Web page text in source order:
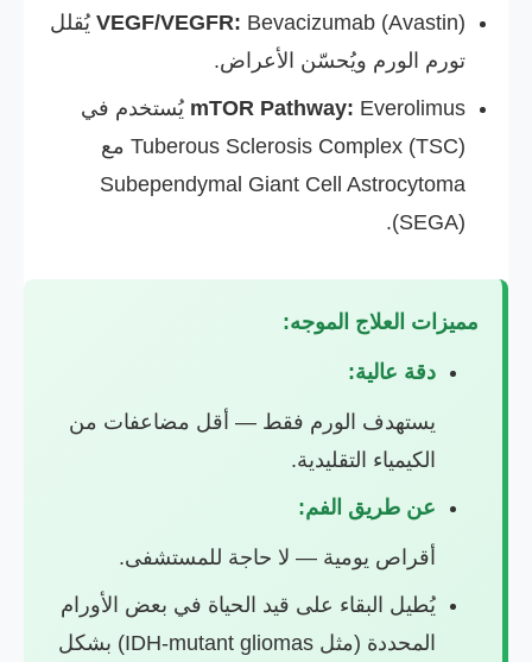
VEGF/VEGFR: Bevacizumab (Avastin) يُقلل
تورم الورم ويُحسّن الأعراض.
mTOR Pathway: Everolimus يُستخدم في
Tuberous Sclerosis Complex (TSC) مع
Subependymal Giant Cell Astrocytoma
(SEGA).
مميزات العلاج الموجه:
دقة عالية:
يستهدف الورم فقط — أقل مضاعفات من
الكيمياء التقليدية.
عن طريق الفم:
أقراص يومية — لا حاجة للمستشفى.
يُطيل البقاء على قيد الحياة في بعض الأورام
المحددة (مثل IDH-mutant gliomas) بشكل